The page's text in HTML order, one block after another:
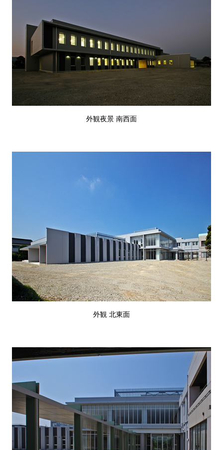
外観夜景 南西面
外観 北東面